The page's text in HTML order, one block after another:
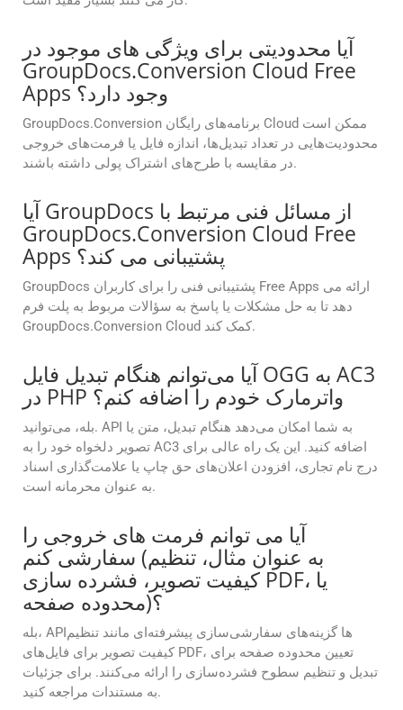
آیا محدودیتی برای ویژگی های موجود در
GroupDocs.Conversion Cloud Free
Apps وجود دارد؟
GroupDocs.Conversion برنامه‌های رایگان Cloud ممکن است
محدودیت‌هایی در تعداد تبدیل‌ها، اندازه فایل یا فرمت‌های خروجی
در مقایسه با طرح‌های اشتراک پولی داشته باشند.
آیا GroupDocs از مسائل فنی مرتبط با
GroupDocs.Conversion Cloud Free
Apps پشتیبانی می کند؟
GroupDocs پشتیبانی فنی را برای کاربران Free Apps ارائه می
دهد تا به حل مشکلات یا پاسخ به سؤالات مربوط به پلت فرم
GroupDocs.Conversion Cloud کمک کند.
آیا می‌توانم هنگام تبدیل فایل OGG به AC3
در PHP واترمارک خودم را اضافه کنم؟
بله، می‌توانید. API به شما امکان می‌دهد هنگام تبدیل، متن یا
تصویر دلخواه خود را به AC3 اضافه کنید. این یک راه عالی برای
درج نام تجاری، افزودن اعلان‌های حق چاپ یا علامت‌گذاری اسناد
به عنوان محرمانه است.
آیا می توانم فرمت های خروجی را
سفارشی کنم (به عنوان مثال، تنظیم
کیفیت تصویر، فشرده سازی PDF، یا
محدوده صفحه)؟
بله، APIها گزینه‌های سفارشی‌سازی پیشرفته‌ای مانند تنظیم
کیفیت تصویر برای فایل‌های PDF، تعیین محدوده صفحه برای
تبدیل و تنظیم سطوح فشرده‌سازی را ارائه می‌کنند. برای جزئیات
به مستندات مراجعه کنید.